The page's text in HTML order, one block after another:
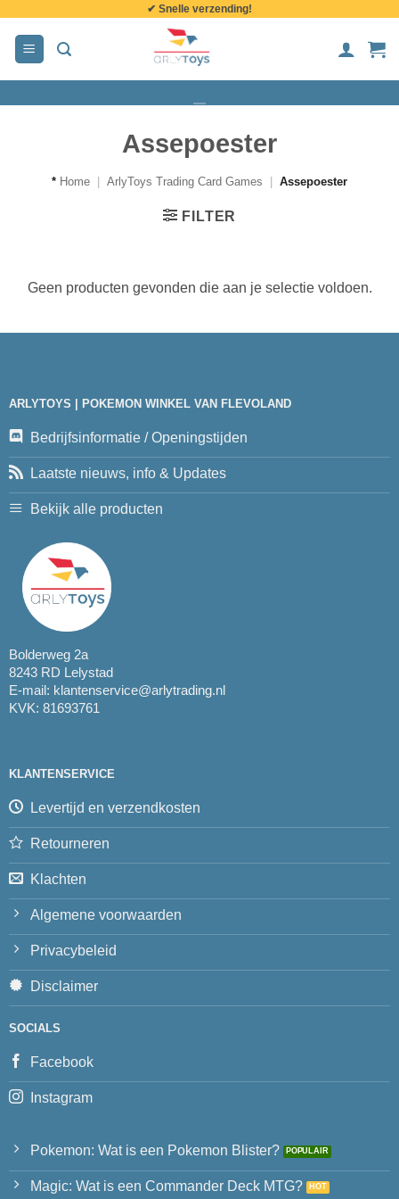
inhoud
✔ Snelle verzending!
Assepoester
* Home ArlyToys Trading Card Games Assepoester
FILTER
Geen producten gevonden die aan je selectie voldoen.
ARLYTOYS | POKEMON WINKEL VAN FLEVOLAND
Bedrijfsinformatie / Openingstijden
Laatste nieuws, info & Updates
Bekijk alle producten
Bolderweg 2a
8243 RD Lelystad
E-mail: klantenservice@arlytrading.nl
KVK: 81693761
KLANTENSERVICE
Levertijd en verzendkosten
Retourneren
Klachten
Algemene voorwaarden
Privacybeleid
Disclaimer
SOCIALS
Facebook
Instagram
Pokemon: Wat is een Pokemon Blister?
Magic: Wat is een Commander Deck MTG?